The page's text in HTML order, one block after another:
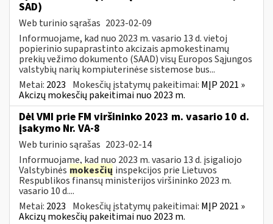
SAD)
Web turinio sąrašas 2023-02-09
Informuojame, kad nuo 2023 m. vasario 13 d. vietoj
popierinio supaprastinto akcizais apmokestinamų
prekių vežimo dokumento (SAAD) visų Europos Sąjungos
valstybių narių kompiuterinėse sistemose bus...
Metai: 2023 Mokesčių įstatymų pakeitimai: MĮP 2021 »
Akcizų mokesčių pakeitimai nuo 2023 m.
Dėl VMI prie FM viršininko 2023 m. vasario 10 d.
įsakymo Nr. VA-8
Web turinio sąrašas 2023-02-14
Informuojame, kad nuo 2023 m. vasario 13 d. įsigaliojo
Valstybinės mokesčių inspekcijos prie Lietuvos
Respublikos finansų ministerijos viršininko 2023 m.
vasario 10 d....
Metai: 2023 Mokesčių įstatymų pakeitimai: MĮP 2021 »
Akcizų mokesčių pakeitimai nuo 2023 m.